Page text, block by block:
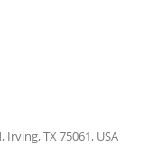
Irving, TX 75061, USA